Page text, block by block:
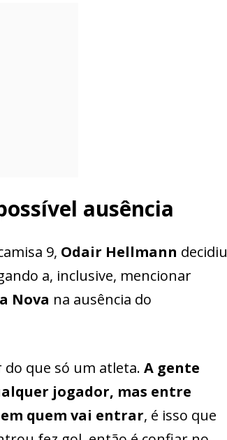
ausência
9, Odair Hellmann decidiu
a, inclusive, mencionar
Nova na ausência do
que só um atleta. A gente
jogador, mas entre
quem vai entrar, é isso que